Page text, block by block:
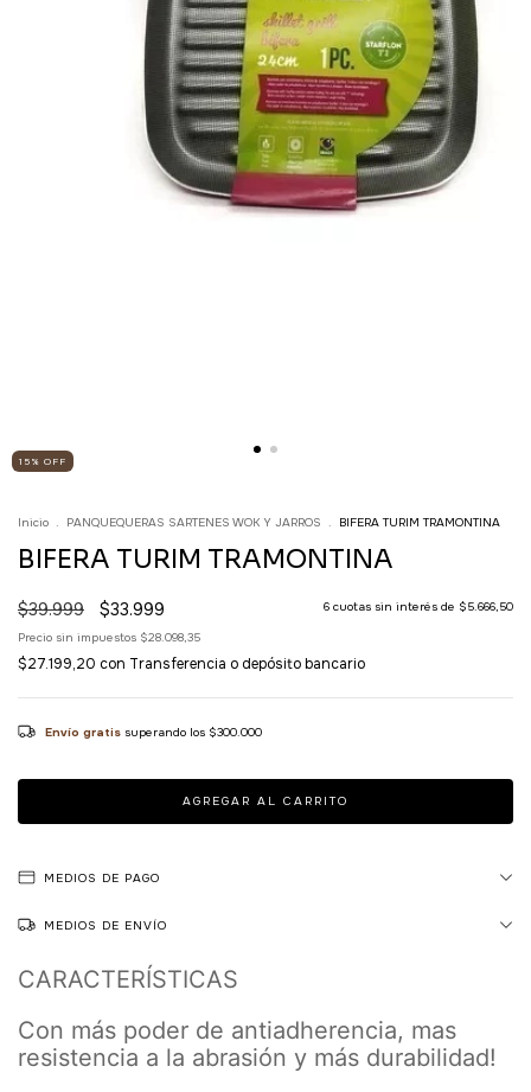
15 % OFF
Inicio . PANQUEQUERAS SARTENES WOK Y JARROS . BIFERA TURIM TRAMONTINA
BIFERA TURIM TRAMONTINA
$39.999 $33.999 6 cuotas sin interés de $5.666,50
Precio sin impuestos $28.098,35
$27.199,20 con Transferencia o depósito bancario
Envío gratis superando los $300.000
MEDIOS DE PAGO
MEDIOS DE ENVÍO
CARACTERÍSTICAS
Con más poder de antiadherencia, mas
resistencia a la abrasión y más durabilidad!